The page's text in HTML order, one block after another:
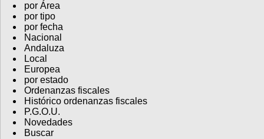
por Área
por tipo
por fecha
Nacional
Andaluza
Local
Europea
por estado
Ordenanzas fiscales
Histórico ordenanzas fiscales
P.G.O.U.
Novedades
Buscar